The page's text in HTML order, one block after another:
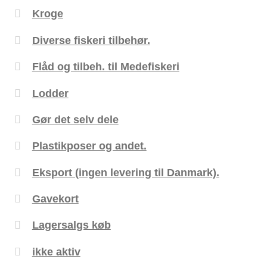
Kroge
Diverse fiskeri tilbehør.
Flåd og tilbeh. til Medefiskeri
Lodder
Gør det selv dele
Plastikposer og andet.
Eksport (ingen levering til Danmark).
Gavekort
Lagersalgs køb
ikke aktiv